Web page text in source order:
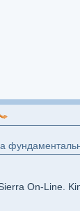
On-Line.